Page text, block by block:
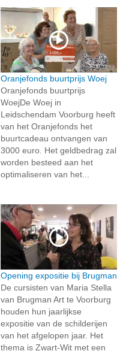
Oranjefonds buurtprijs Woej
Oranjefonds buurtprijs
WoejDe Woej in
Leidschendam Voorburg heeft
van het Oranjefonds het
buurtcadeau ontvangen van
3000 euro. Het geldbedrag zal
worden besteed aan het
optimaliseren van het...
Opening expositie bij Brugman
De cursisten van Maria Stella
van Brugman Art te Voorburg
houden hun jaarlijkse
expositie van de schilderijen
van het afgelopen jaar. Het
thema is Zwart-Wit met een